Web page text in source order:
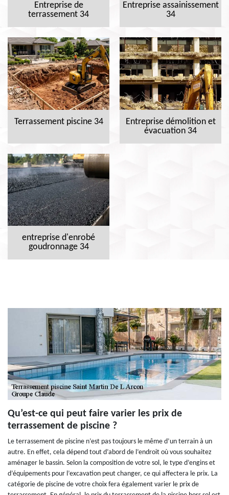
Entreprise de
terrassement 34
Entreprise assainissement
34
Terrassement piscine 34
Entreprise démolition et
évacuation 34
entreprise d'enrobé
goudronnage 34
Qu’est-ce qui peut faire varier les prix de
terrassement de piscine ?
Le terrassement de piscine n’est pas toujours le même d’un terrain à un
autre. En effet, cela dépend tout d’abord de l’endroit où vous souhaitez
aménager le bassin. Selon la composition de votre sol, le type d’engins et
d’équipements pour l’excavation peut changer, ce qui affectera le prix. La
catégorie de piscine de votre choix fera également varier le prix de